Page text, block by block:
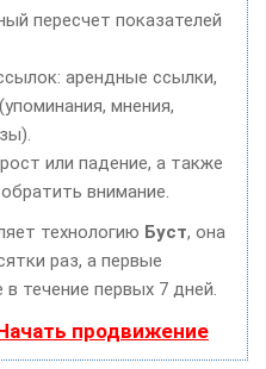
пересчет показателей
арендные ссылки,
мнения,
или падение, а также
внимание.
технологию Буст, она
раз, а первые
течение первых 7 дней.
продвижение